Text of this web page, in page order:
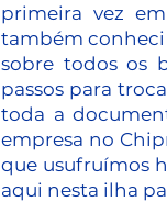
primeira vez
também conheci
sobre todos os
passos para
toda a
empresa no
que usufruímos
aqui nesta ilha